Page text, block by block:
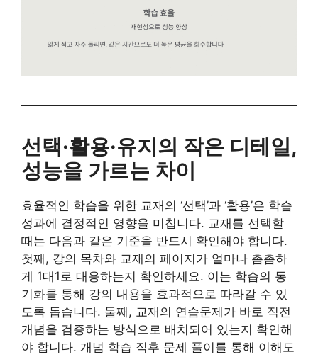
선택·활용·유지의 작은 디테일,
성능을 가르는 차이
효율적인 학습을 위한 교재의 ‘선택’과 ‘활용’은 학습
성과에 결정적인 영향을 미칩니다. 교재를 선택할
때는 다음과 같은 기준을 반드시 확인해야 합니다.
첫째, 강의 목차와 교재의 페이지가 얼마나 촘촘하
게 1대1로 대응하는지 확인하세요. 이는 학습의 동
기화를 통해 강의 내용을 효과적으로 따라갈 수 있
도록 돕습니다. 둘째, 교재의 연습문제가 바로 직전
개념을 검증하는 방식으로 배치되어 있는지 확인해
야 합니다. 개념 학습 직후 문제 풀이를 통해 이해도